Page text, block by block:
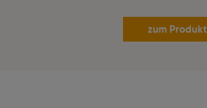
zum Produkt